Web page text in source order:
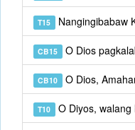
T15 Nangingibabaw
CB15 O Dios
CB10 O Dios,
T10 O Diyos, walang